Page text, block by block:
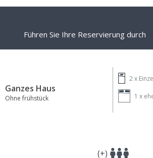
Führen Sie Ihre Reservierung durch
Ganzes Haus
Ohne frühstück
2 x
1 x
(+)